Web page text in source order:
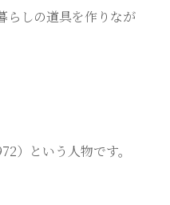
らしの道具を作りなが
）という人物です。